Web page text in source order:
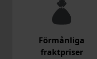
Förmånliga
fraktpriser